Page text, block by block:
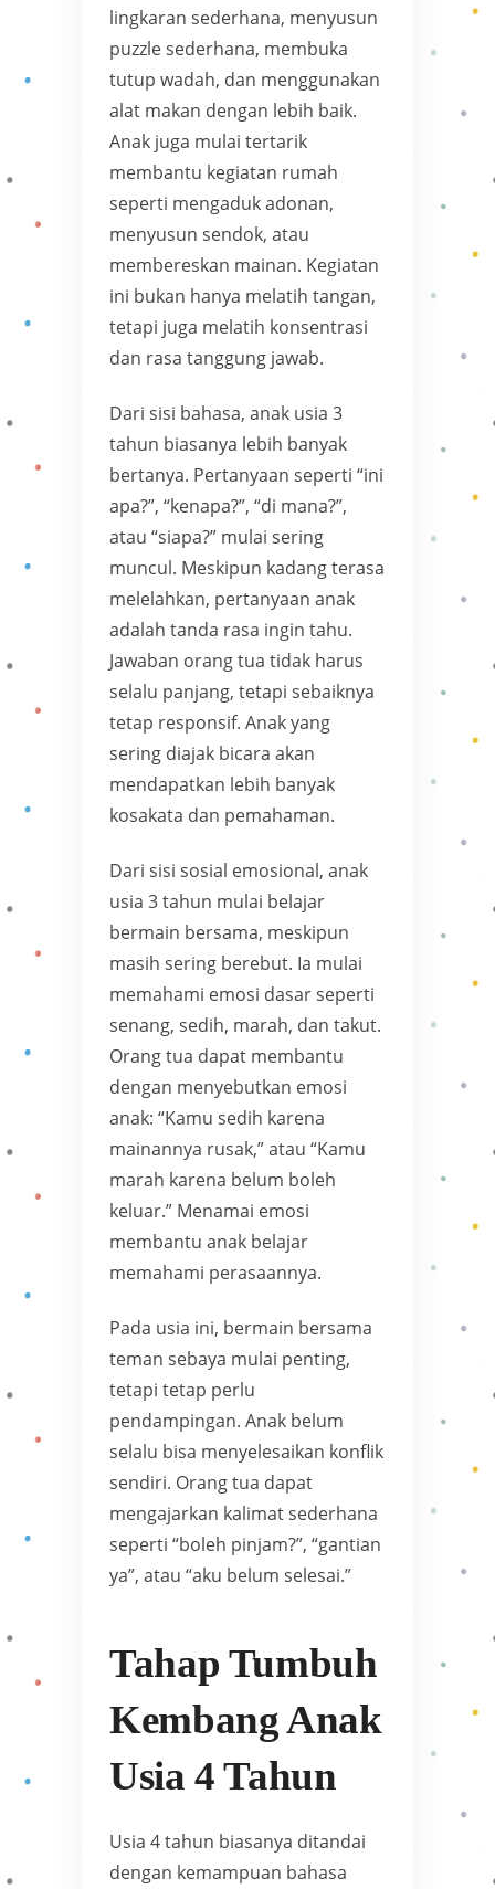
lingkaran sederhana, menyusun
puzzle sederhana, membuka
tutup wadah, dan menggunakan
alat makan dengan lebih baik.
Anak juga mulai tertarik
membantu kegiatan rumah
seperti mengaduk adonan,
menyusun sendok, atau
membereskan mainan. Kegiatan
ini bukan hanya melatih tangan,
tetapi juga melatih konsentrasi
dan rasa tanggung jawab.
Dari sisi bahasa, anak usia 3
tahun biasanya lebih banyak
bertanya. Pertanyaan seperti “ini
apa?”, “kenapa?”, “di mana?”,
atau “siapa?” mulai sering
muncul. Meskipun kadang terasa
melelahkan, pertanyaan anak
adalah tanda rasa ingin tahu.
Jawaban orang tua tidak harus
selalu panjang, tetapi sebaiknya
tetap responsif. Anak yang
sering diajak bicara akan
mendapatkan lebih banyak
kosakata dan pemahaman.
Dari sisi sosial emosional, anak
usia 3 tahun mulai belajar
bermain bersama, meskipun
masih sering berebut. Ia mulai
memahami emosi dasar seperti
senang, sedih, marah, dan takut.
Orang tua dapat membantu
dengan menyebutkan emosi
anak: “Kamu sedih karena
mainannya rusak,” atau “Kamu
marah karena belum boleh
keluar.” Menamai emosi
membantu anak belajar
memahami perasaannya.
Pada usia ini, bermain bersama
teman sebaya mulai penting,
tetapi tetap perlu
pendampingan. Anak belum
selalu bisa menyelesaikan konflik
sendiri. Orang tua dapat
mengajarkan kalimat sederhana
seperti “boleh pinjam?”, “gantian
ya”, atau “aku belum selesai.”
Tahap Tumbuh
Kembang Anak
Usia 4 Tahun
Usia 4 tahun biasanya ditandai
dengan kemampuan bahasa